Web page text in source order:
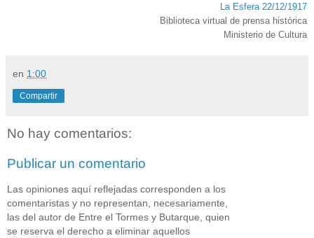
La Esfera 22/12/1917
Biblioteca virtual de prensa histórica
Ministerio de Cultura
en 1:00
Compartir
No hay comentarios:
Publicar un comentario
Las opiniones aquí reflejadas corresponden a los
comentaristas y no representan, necesariamente,
las del autor de Entre el Tormes y Butarque, quien
se reserva el derecho a eliminar aquellos